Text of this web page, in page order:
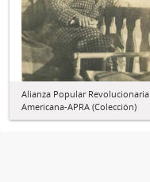
Alianza Popular Revolucionaria
Americana-APRA (Colección)